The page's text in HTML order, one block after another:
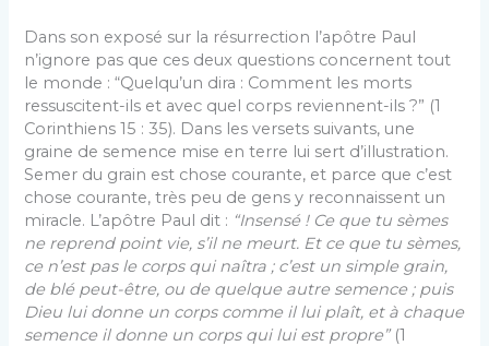
Dans son exposé sur la résurrection l’apôtre Paul
n’ignore pas que ces deux questions concernent tout
le monde : “Quelqu’un dira : Comment les morts
ressuscitent-ils et avec quel corps reviennent-ils ?” (1
Corinthiens 15 : 35). Dans les versets suivants, une
graine de semence mise en terre lui sert d’illustration.
Semer du grain est chose courante, et parce que c’est
chose courante, très peu de gens y reconnaissent un
miracle. L’apôtre Paul dit : “Insensé ! Ce que tu sèmes
ne reprend point vie, s’il ne meurt. Et ce que tu sèmes,
ce n’est pas le corps qui naîtra ; c’est un simple grain,
de blé peut-être, ou de quelque autre semence ; puis
Dieu lui donne un corps comme il lui plaît, et à chaque
semence il donne un corps qui lui est propre”(1